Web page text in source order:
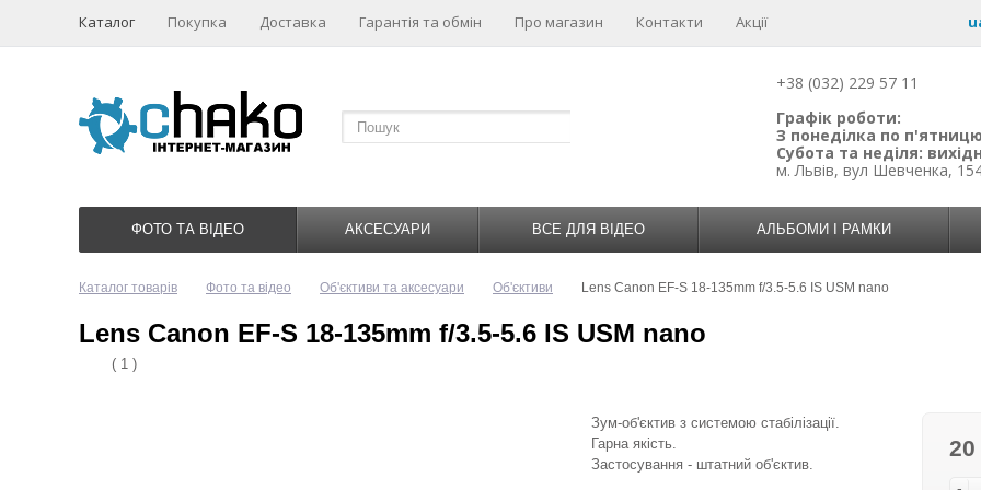
Каталог Покупка Доставка Гарантія та обмін Про магазин Контакти Акції
+38 (032) 229 57 11
Графік роботи:
З понеділка по
Субота та неділя:
м. Львів, вул Шевченка,
ФОТО ТА ВІДЕО АКСЕСУАРИ ВСЕ ДЛЯ ВІДЕО АЛЬБОМИ І РАМКИ
Каталог товарів Фото та відео Об'єктиви та аксесуари Об'єктиви Lens Canon EF-S 18-135mm f/3.5-5.6 IS USM nano
Lens Canon EF-S 18-135mm f/3.5-5.6 IS USM nano
( 1 )
20
Зум-об'єктив з системою стабілізації.
Гарна якість.
Застосування - штатний об'єктив.